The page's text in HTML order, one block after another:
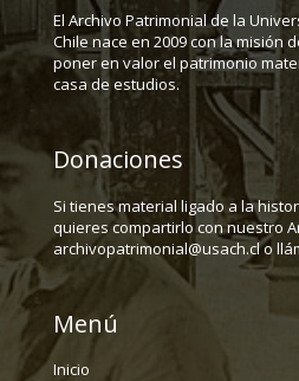
El Archivo Patrimonial de la
Chile nace en 2009 con la misión
poner en valor el patrimonio
casa de estudios.
Donaciones
Si tienes material ligado a la
quieres compartirlo con nuestro
archivopatrimonial@usach.cl o
Menú
Inicio